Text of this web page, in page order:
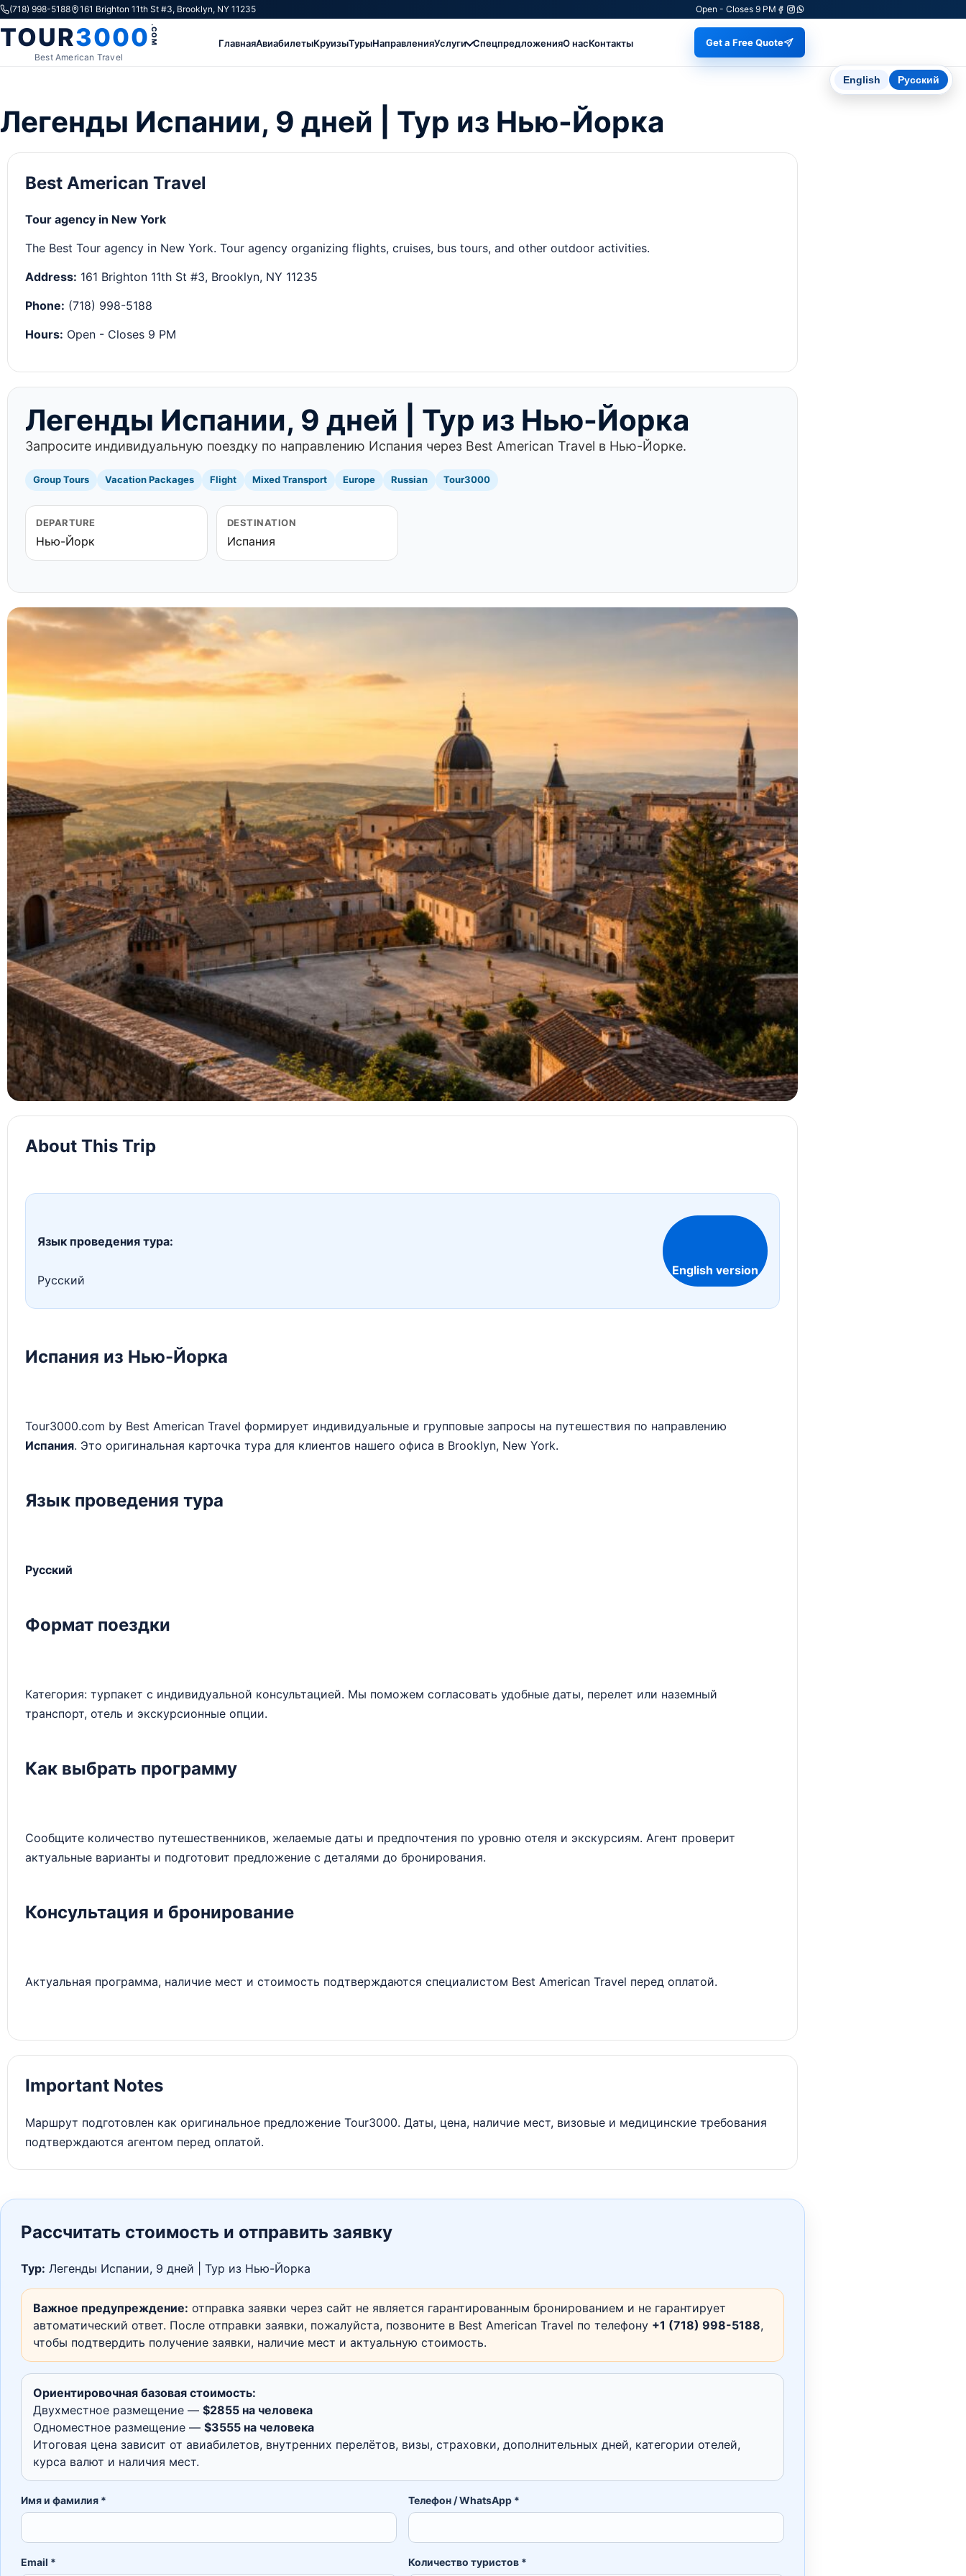
Skip to content
(718) 998-5188 161 Brighton 11th St #3, Brooklyn, NY 11235 Open - Closes 9 PM
TOUR3000.COM
Best American Travel
ГлавнаяАвиабилетыКруизыТурыНаправленияУслуги СпецпредложенияО насКонтакты Get a Free Quote
Легенды Испании, 9 дней | Тур из Нью-Йорка
Best American Travel
Tour agency in New York
The Best Tour agency in New York. Tour agency organizing flights, cruises, bus tours, and other outdoor activities.
Address: 161 Brighton 11th St #3, Brooklyn, NY 11235
Phone: (718) 998-5188
Hours: Open - Closes 9 PM
Легенды Испании, 9 дней | Тур из Нью-Йорка
Запросите индивидуальную поездку по направлению Испания через Best American Travel в Нью-Йорке.
Group Tours Vacation Packages Flight Mixed Transport Europe Russian Tour3000
DEPARTURE
Нью-Йорк
DESTINATION
Испания
About This Trip
Язык проведения тура:
Русский
English version
Испания из Нью-Йорка
Tour3000.com by Best American Travel формирует индивидуальные и групповые запросы на путешествия по направлению
Испания. Это оригинальная карточка тура для клиентов нашего офиса в Brooklyn, New York.
Язык проведения тура
Русский
Формат поездки
Категория: турпакет с индивидуальной консультацией. Мы поможем согласовать удобные даты, перелет или наземный
транспорт, отель и экскурсионные опции.
Как выбрать программу
Сообщите количество путешественников, желаемые даты и предпочтения по уровню отеля и экскурсиям. Агент проверит
актуальные варианты и подготовит предложение с деталями до бронирования.
Консультация и бронирование
Актуальная программа, наличие мест и стоимость подтверждаются специалистом Best American Travel перед оплатой.
Important Notes
Маршрут подготовлен как оригинальное предложение Tour3000. Даты, цена, наличие мест, визовые и медицинские требования
подтверждаются агентом перед оплатой.
Рассчитать стоимость и отправить заявку
Тур: Легенды Испании, 9 дней | Тур из Нью-Йорка
Важное предупреждение: отправка заявки через сайт не является гарантированным бронированием и не гарантирует
автоматический ответ. После отправки заявки, пожалуйста, позвоните в Best American Travel по телефону +1 (718) 998-5188,
чтобы подтвердить получение заявки, наличие мест и актуальную стоимость.
Ориентировочная базовая стоимость:
Двухместное размещение — $2855 на человека
Одноместное размещение — $3555 на человека
Итоговая цена зависит от авиабилетов, внутренних перелётов, визы, страховки, дополнительных дней, категории отелей,
курса валют и наличия мест.
Имя и фамилия * Телефон / WhatsApp *
Email * Количество туристов *
English Русский